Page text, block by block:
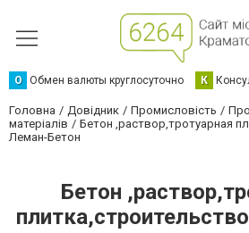
О Обмен валюты круглосуточно К
Головна Довідник Промисловість
матеріалів
Бетон ,раствор,тротуарная
Леман-Бетон
Бетон